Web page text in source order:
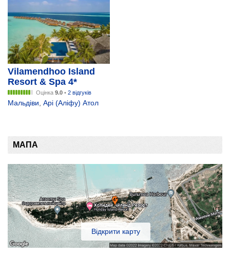
Vilamendhoo Island
Resort & Spa 4*
Оцінка 9.0 • 2 відгуків
Мальдіви Арі (Аліфу) Атол
МАПА
Відкрити карту